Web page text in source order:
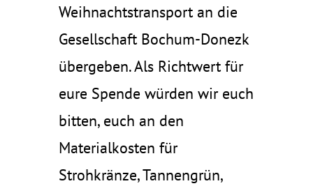
Weihnachtstransport an die
Gesellschaft Bochum-Donezk
übergeben. Als Richtwert für
eure Spende würden wir euch
bitten, euch an den
Materialkosten für
Strohkränze, Tannengrün,